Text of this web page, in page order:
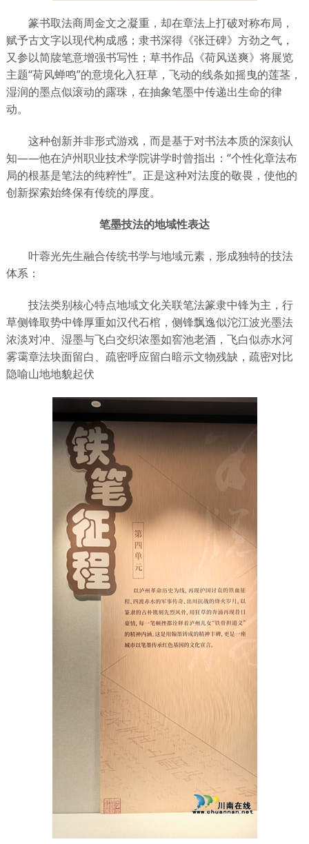
篆书取法商周金文之凝重，却在章法上打破对称布局，
赋予古文字以现代构成感；隶书深得《张迁碑》方劲之气，
又参以简牍笔意增强书写性；草书作品《荷风送爽》将展览
主题“荷风蝉鸣”的意境化入狂草，飞动的线条如摇曳的莲茎，
湿润的墨点似滚动的露珠，在抽象笔墨中传递出生命的律
动。
这种创新并非形式游戏，而是基于对书法本质的深刻认
知——他在泸州职业技术学院讲学时曾指出：“个性化章法布
局的根基是笔法的纯粹性”。正是这种对法度的敬畏，使他的
创新探索始终保有传统的厚度。
笔墨技法的地域性表达
叶蓉光先生融合传统书学与地域元素，形成独特的技法
体系：
技法类别核心特点地域文化关联笔法篆隶中锋为主，行
草侧锋取势中锋厚重如汉代石棺，侧锋飘逸似沱江波光墨法
浓淡对冲、湿墨与飞白交织浓墨如窖池老酒，飞白似赤水河
雾霭章法块面留白、疏密呼应留白暗示文物残缺，疏密对比
隐喻山地地貌起伏